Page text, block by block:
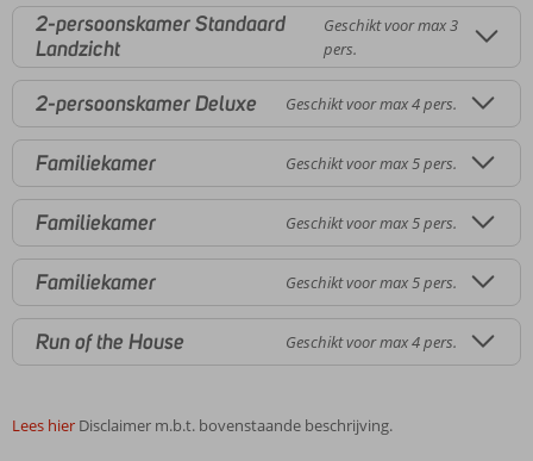
2-persoonskamer Standaard
Landzicht
Geschikt voor max 3
pers.
2-persoonskamer Deluxe Geschikt voor max 4 pers.
Familiekamer Geschikt voor max 5 pers.
Familiekamer Geschikt voor max 5 pers.
Familiekamer Geschikt voor max 5 pers.
Run of the House Geschikt voor max 4 pers.
Lees hier Disclaimer m.b.t. bovenstaande beschrijving.